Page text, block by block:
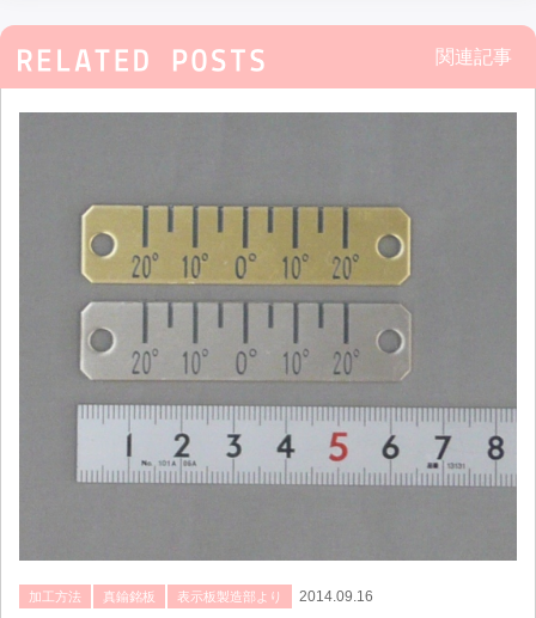
関連記事
加工方法 真鍮銘板 表示板製造部より 2014.09.16